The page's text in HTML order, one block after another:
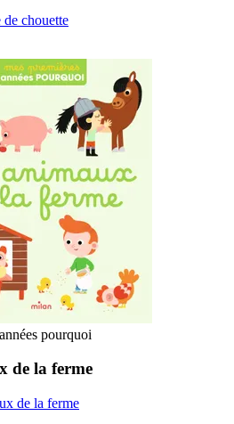
chouette
pourquoi
de la ferme
de la ferme